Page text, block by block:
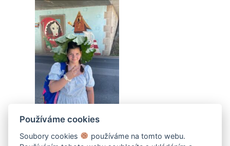
Používáme cookies
Soubory cookies
používáme na tomto webu.